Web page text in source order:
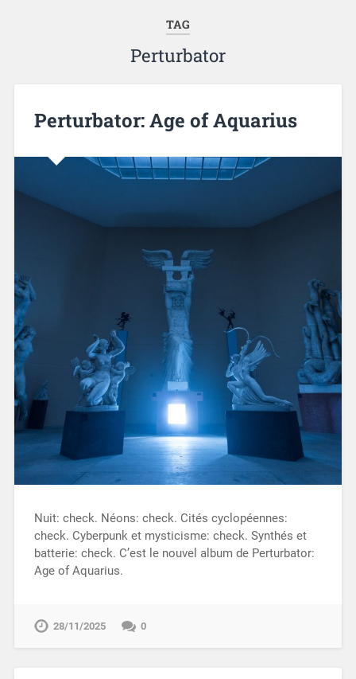
TAG
Perturbator
Perturbator: Age of Aquarius
Nuit: check. Néons: check. Cités cyclopéennes:
check. Cyberpunk et mysticisme: check. Synthés et
batterie: check. C’est le nouvel album de Perturbator:
Age of Aquarius.
28/11/2025 0